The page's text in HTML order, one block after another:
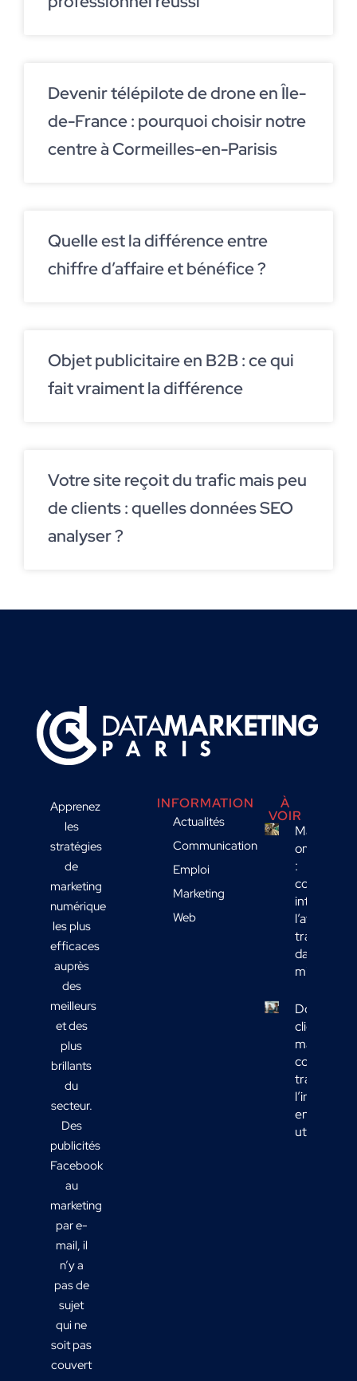
Devenir télépilote de drone en Île-
de-France : pourquoi choisir notre
centre à Cormeilles-en-Parisis
Quelle est la différence entre
chiffre d’affaire et bénéfice ?
Objet publicitaire en B2B : ce qui
fait vraiment la différence
Votre site reçoit du trafic mais peu
de clients : quelles données SEO
analyser ?
Apprenez
les
stratégies
de
marketing
numérique
les plus
efficaces
auprès
des
meilleurs
et des
plus
brillants
du
secteur.
Des
publicités
Facebook
au
marketing
par e-
mail, il
n’y a
pas de
sujet
qui ne
soit pas
couvert
INFORMATION
Actualités
Communication
Emploi
Marketing
Web
À
VOIR
Marketing
omnicanal
:
comment
intégrer
l’affichage
transport
dans votre
mix média
Données
clients
marketing :
comment
en actions
utiles ?